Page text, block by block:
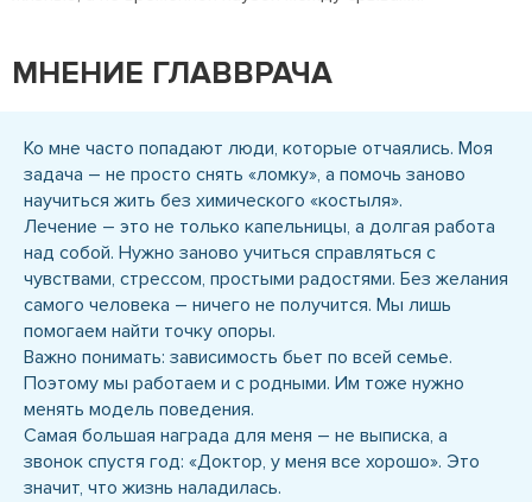
МНЕНИЕ ГЛАВВРАЧА
Ко мне часто попадают люди, которые отчаялись. Моя
задача – не просто снять «ломку», а помочь заново
научиться жить без химического «костыля».
Лечение – это не только капельницы, а долгая работа
над собой. Нужно заново учиться справляться с
чувствами, стрессом, простыми радостями. Без желания
самого человека – ничего не получится. Мы лишь
помогаем найти точку опоры.
Важно понимать: зависимость бьет по всей семье.
Поэтому мы работаем и с родными. Им тоже нужно
менять модель поведения.
Самая большая награда для меня – не выписка, а
звонок спустя год: «Доктор, у меня все хорошо». Это
значит, что жизнь наладилась.